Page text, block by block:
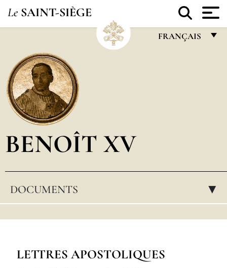
Le SAINT-SIÈGE
FRANÇAIS
POLSKI
BENOÎT XV
DOCUMENTS ▸
LETTRES APOSTOLIQUES